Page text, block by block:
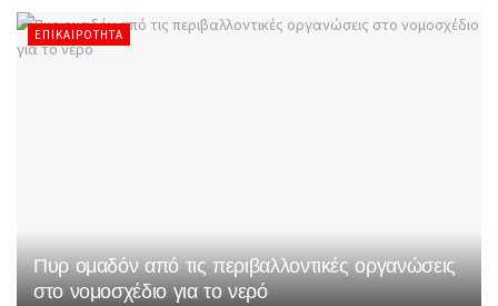
ΕΠΙΚΑΙΡΌΤΗΤΑ
Πυρ ομαδόν από τις περιβαλλοντικές οργανώσεις
στο νομοσχέδιο για το νερό